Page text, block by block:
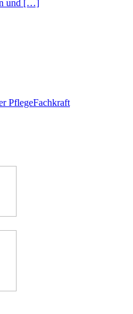
und […]
PflegeFachkraft